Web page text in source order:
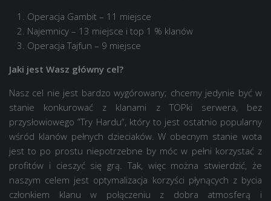
Operacja Gambit – 11 miejsce
Najemnicy – 13 miejsce i top 1 % klanów
Operacja Tajfun – 9 miejsce
Jaki jest Wasz główny cel?
Nasz cel nie jest bardzo wygórowany; chcemy jedynie być w
stanie konkurować z klanami z TOPki serwera, bez
przysłowiowego ”Try Hardu”, który to jest ostatnio popularny
wśród klanów pełnych dzieciaków. W obecnym stanie wota
jest to po prostu niepotrzebne by móc w pełni korzystać z
profitów i cieszyć się grą. Tak, więc można stwierdzić, że
naszym celem jest optymalizacja korzyści płynących z bycia
członkiem klanu w połączeniu z dobra atmosferą i